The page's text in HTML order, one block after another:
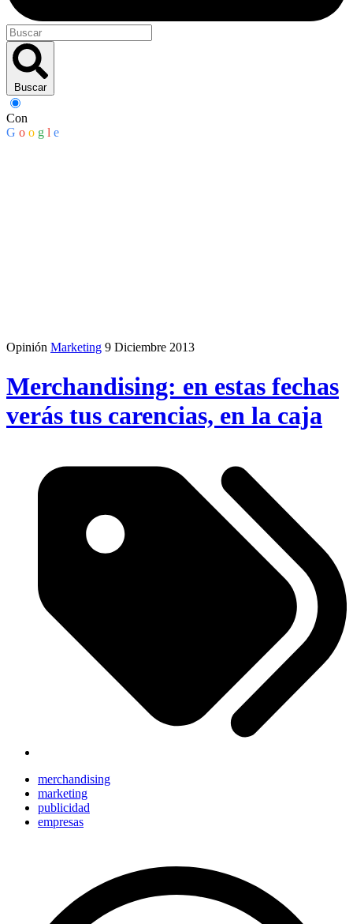
Buscar
Con
G o o g l e
Opinión Marketing 9 Diciembre 2013
Merchandising: en estas fechas
verás tus carencias, en la caja
merchandising
marketing
publicidad
empresas